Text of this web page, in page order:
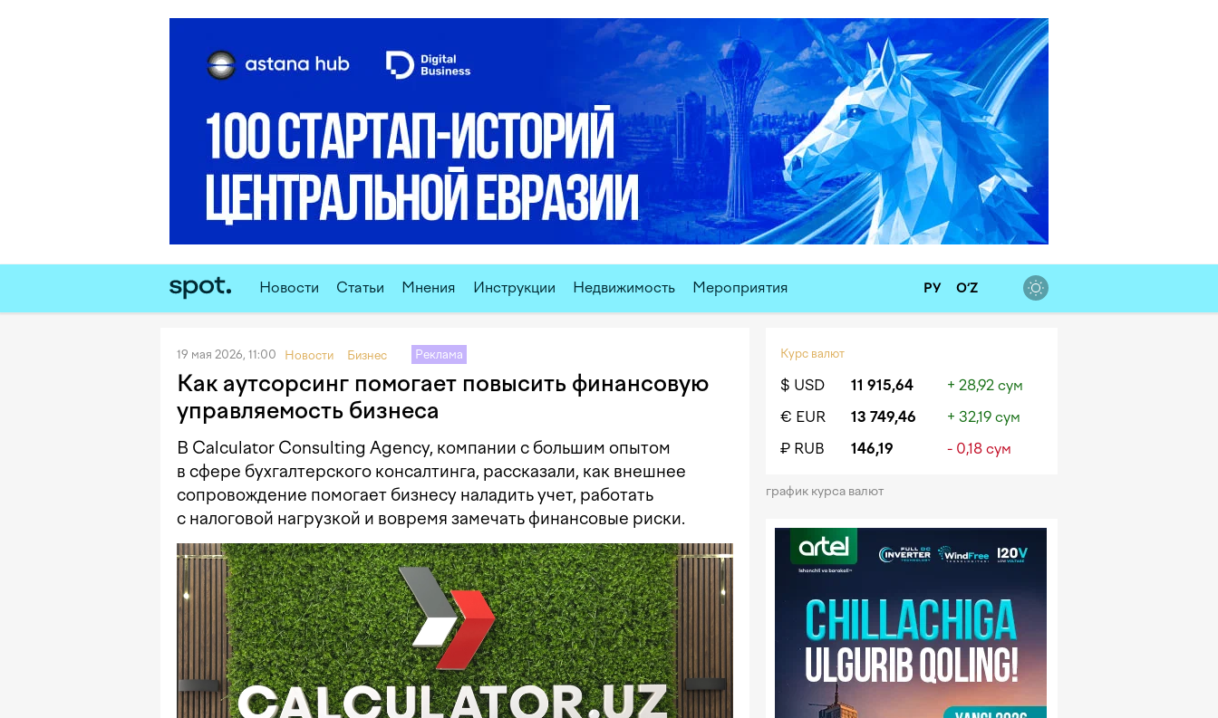
Новости Статьи Мнения Инструкции Недвижимость Мероприятия РУ O‘Z
19 мая 2026, 11:00 Новости Бизнес Реклама
Как аутсорсинг помогает повысить финансовую
управляемость бизнеса
В Calculator Consulting Agency, компании с большим опытом
в сфере бухгалтерского консалтинга, рассказали, как внешнее
сопровождение помогает бизнесу наладить учет, работать
с налоговой нагрузкой и вовремя замечать финансовые риски.
Курс валют
$ USD 11 915,64
+ 28,92 сум
€ EUR
13 749,46
+ 32,19 сум
₽ RUB
146,19 - 0,18 сум
график курса валют